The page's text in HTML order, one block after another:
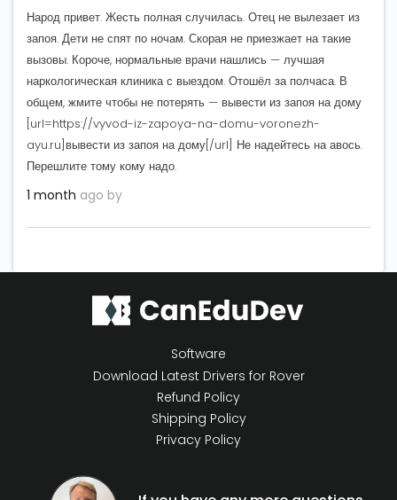
Народ привет. Жесть полная случилась. Отец не вылезает из
запоя. Дети не спят по ночам. Скорая не приезжает на такие
вызовы. Короче, нормальные врачи нашлись — лучшая
наркологическая клиника с выездом. Отошёл за полчаса. В
общем, жмите чтобы не потерять — вывести из запоя на дому
[url=https://vyvod-iz-zapoya-na-domu-voronezh-
ayu.ru]вывести из запоя на дому[/url] Не надейтесь на авось.
Перешлите тому кому надо.
1 month ago by
Software
Download Latest Drivers for Rover
Refund Policy
Shipping Policy
Privacy Policy